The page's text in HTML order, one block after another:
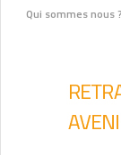
Qui sommes nous ?